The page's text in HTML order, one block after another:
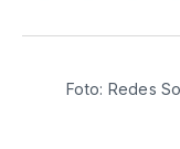
TwitterFacebook
Foto: Redes